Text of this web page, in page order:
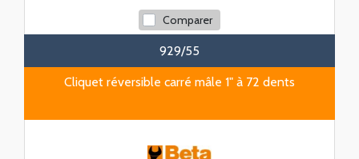
Comparer
929/55
Cliquet réversible carré mâle 1" à 72 dents